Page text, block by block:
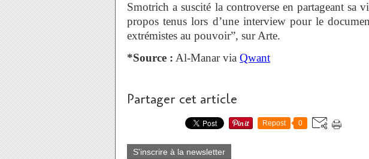
Smotrich a suscité la controverse en partageant sa
propos tenus lors d’une interview pour le
extrémistes au pouvoir”, sur Arte.
*Source : Al-Manar via Qwant
Partager cet article
Repost 0
S'inscrire à la newsletter